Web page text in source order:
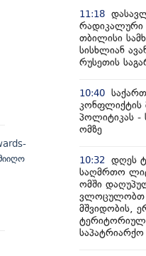
11:18
რადიკალური
თბილისი
სისხლიან
რუსეთის
10:40
კონფლიქტის
პოლიტიკას -
ომზე
10:32
დღეს
საღმრთო
ომში
ვლოცულობთ
მშვიდობის,
საპატრიარქო